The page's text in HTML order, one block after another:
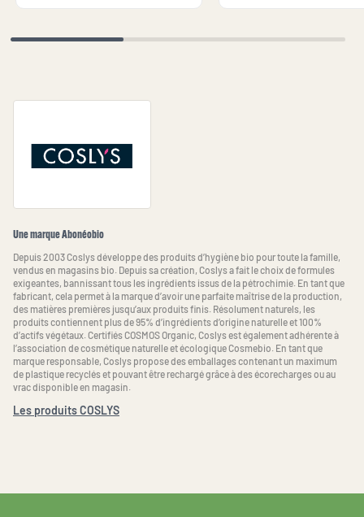
Une marque Abonéobio
Depuis 2003 Coslys développe des produits d’hygiène bio pour toute la famille,
vendus en magasins bio. Depuis sa création, Coslys a fait le choix de formules
exigeantes, bannissant tous les ingrédients issus de la pétrochimie. En tant que
fabricant, cela permet à la marque d’avoir une parfaite maîtrise de la production,
des matières premières jusqu’aux produits finis. Résolument naturels, les
produits contiennent plus de 95% d’ingrédients d’origine naturelle et 100%
d’actifs végétaux. Certifiés COSMOS Organic, Coslys est également adhérente à
l’association de cosmétique naturelle et écologique Cosmebio. En tant que
marque responsable, Coslys propose des emballages contenant un maximum
de plastique recyclés et pouvant être rechargé grâce à des écorecharges ou au
vrac disponible en magasin.
Les produits COSLYS